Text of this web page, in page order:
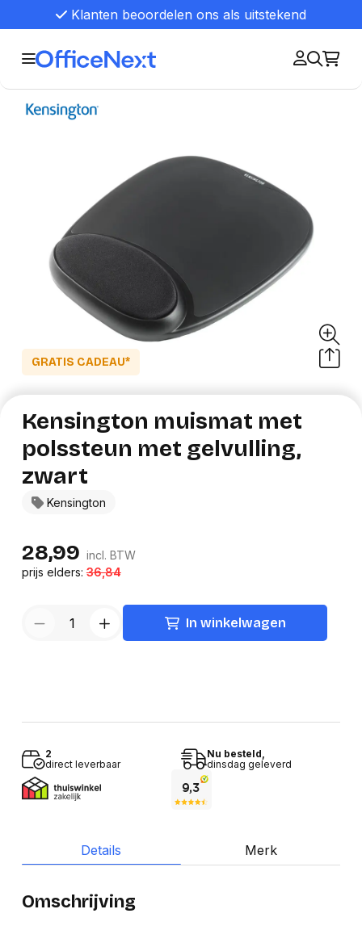
Klanten beoordelen ons als uitstekend
GRATIS CADEAU*
Kensington
Kensington muismat met
polssteun met gelvulling,
zwart
28,99 incl. BTW
prijs elders:36,84
In winkelwagen
2
direct leverbaar
Nu besteld,
dinsdag geleverd
Details Merk
Omschrijving